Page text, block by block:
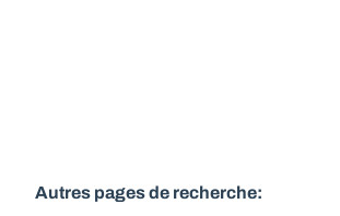
Autres pages de recherche: